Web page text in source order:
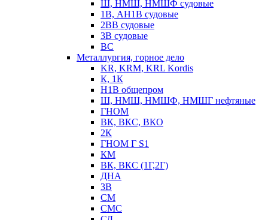
Ш, НМШ, НМШФ судовые
1В, АН1В судовые
2ВВ судовые
3В судовые
ВС
Металлургия, горное дело
KR, KRM, KRL Kordis
К, 1К
Н1В общепром
Ш, НМШ, НМШФ, НМШГ нефтяные
ГНОМ
ВК, ВКС, ВКО
2К
ГНОМ Г S1
КМ
ВК, ВКС (1Г,2Г)
ДНА
3В
СМ
СМС